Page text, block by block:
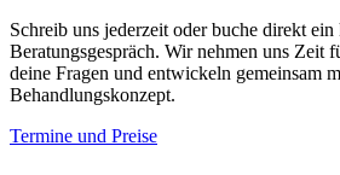
Schreib uns jederzeit oder buche direkt ein
Beratungsgespräch. Wir nehmen uns Zeit
deine Fragen und entwickeln gemeinsam
Behandlungskonzept.
Termine und Preise